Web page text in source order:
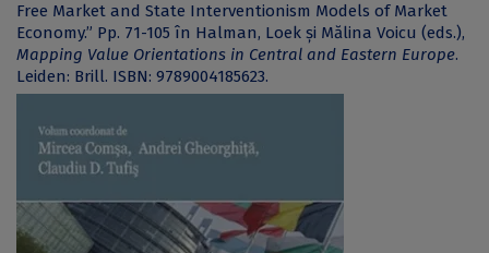
Free Market and State Interventionism Models of Market
Economy.” Pp. 71-105 în Halman, Loek și Mălina Voicu (eds.),
Mapping Value Orientations in Central and Eastern Europe.
Leiden: Brill. ISBN: 9789004185623.